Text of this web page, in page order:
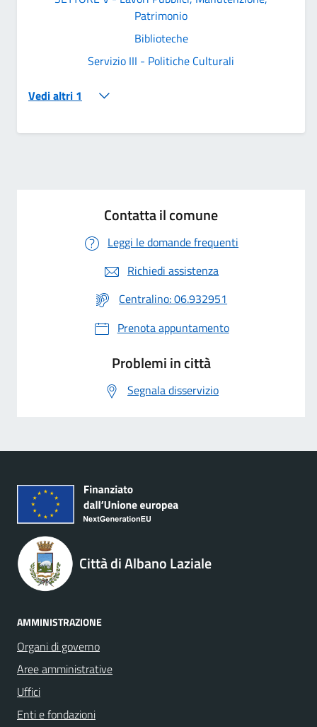
Patrimonio
Biblioteche
Servizio III - Politiche Culturali
Vedi altri 1
Contatta il comune
Leggi le domande frequenti
Richiedi assistenza
Centralino: 06.932951
Prenota appuntamento
Problemi in città
Segnala disservizio
Città di Albano Laziale
AMMINISTRAZIONE
Organi di governo
Aree amministrative
Uffici
Enti e fondazioni